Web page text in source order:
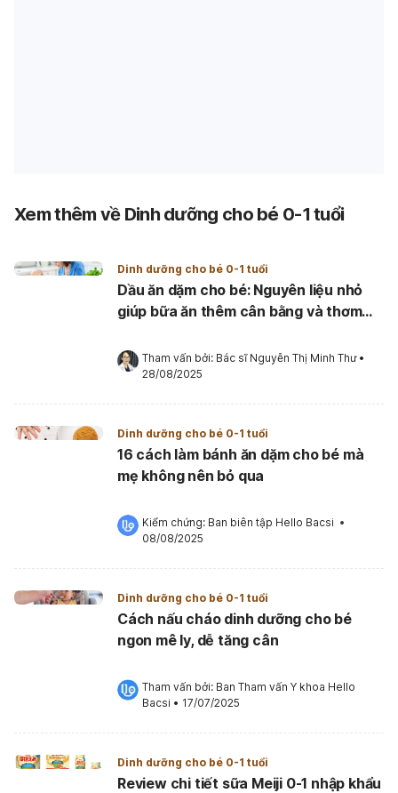
Xem thêm về Dinh dưỡng cho bé 0-1 tuổi
Dinh dưỡng cho bé 0-1 tuổi
Dầu ăn dặm cho bé: Nguyên liệu nhỏ
giúp bữa ăn thêm cân bằng và thơm
Tham vấn bởi: Bác sĩ Nguyễn Thị Minh Thư •
28/08/2025
Dinh dưỡng cho bé 0-1 tuổi
16 cách làm bánh ăn dặm cho bé mà
mẹ không nên bỏ qua
Kiểm chứng: Ban biên tập Hello Bacsi •
08/08/2025
Dinh dưỡng cho bé 0-1 tuổi
Cách nấu cháo dinh dưỡng cho bé
ngon mê ly, dễ tăng cân
Tham vấn bởi: Ban Tham vấn Y khoa Hello
Bacsi • 17/07/2025
Dinh dưỡng cho bé 0-1 tuổi
Review chi tiết sữa Meiji 0-1 nhập khẩu